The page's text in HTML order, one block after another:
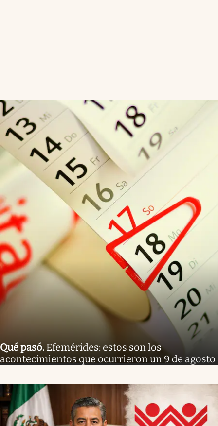
Qué pasó. Efemérides: estos son los
acontecimientos que ocurrieron un 9 de agosto